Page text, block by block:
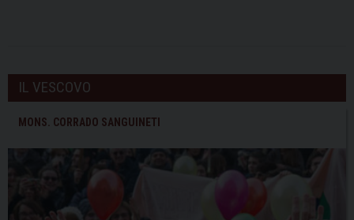
IL VESCOVO
MONS. CORRADO SANGUINETI